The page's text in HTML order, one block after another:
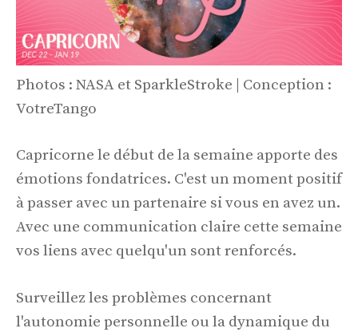
Photos : NASA et SparkleStroke | Conception :
VotreTango
Capricorne le début de la semaine apporte des
émotions fondatrices. C'est un moment positif
à passer avec un partenaire si vous en avez un.
Avec une communication claire cette semaine
vos liens avec quelqu'un sont renforcés.
Surveillez les problèmes concernant
l'autonomie personnelle ou la dynamique du